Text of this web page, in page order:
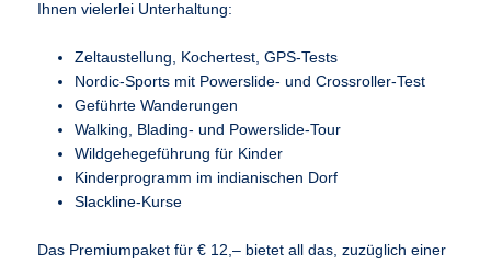
Ihnen vielerlei Unterhaltung:
Zeltaustellung, Kochertest, GPS-Tests
Nordic-Sports mit Powerslide- und Crossroller-Test
Geführte Wanderungen
Walking, Blading- und Powerslide-Tour
Wildgehegeführung für Kinder
Kinderprogramm im indianischen Dorf
Slackline-Kurse
Das Premiumpaket für € 12,– bietet all das, zuzüglich einer